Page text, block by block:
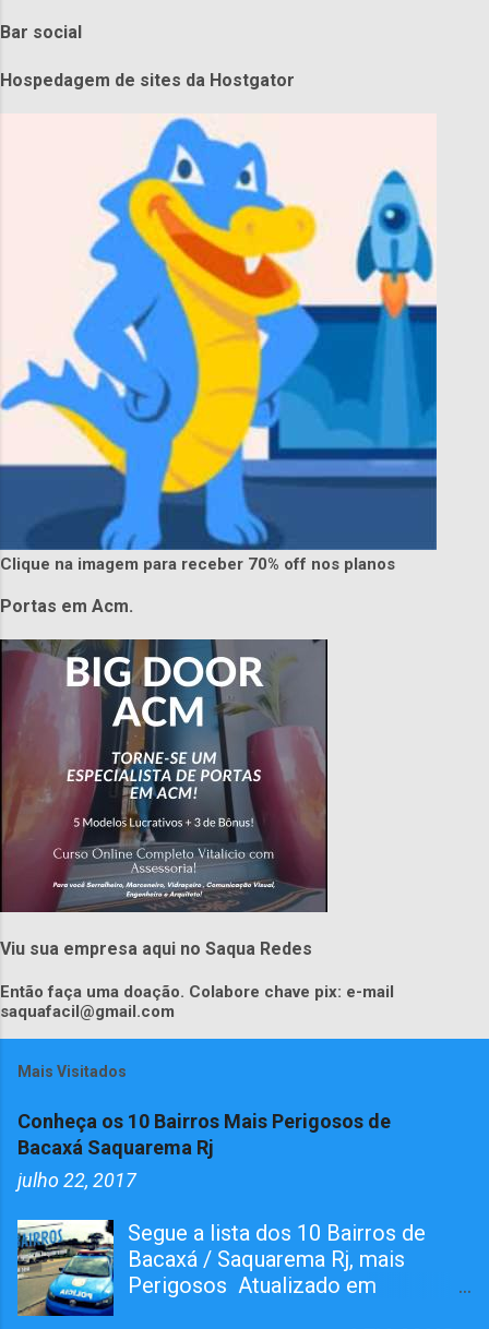
Bar social
Hospedagem de sites da Hostgator
Clique na imagem para receber 70% off nos planos
Portas em Acm.
Viu sua empresa aqui no Saqua Redes
Então faça uma doação. Colabore chave pix: e-mail
saquafacil@gmail.com
Mais Visitados
Conheça os 10 Bairros Mais Perigosos de
Bacaxá Saquarema Rj
julho 22, 2017
Segue a lista dos 10 Bairros de
Bacaxá / Saquarema Rj, mais
Perigosos Atualizado em